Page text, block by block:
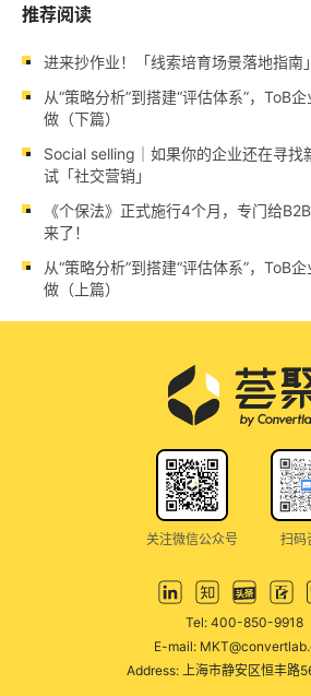
推荐阅读
进来抄作业！「线索培育场景落地指南
从“策略分析”到搭建“评估体系”，ToB
做（下篇）
Social selling｜如果你的企业还在寻找
试「社交营销」
《个保法》正式施行4个月，专门给
来了！
从“策略分析”到搭建“评估体系”，ToB
做（上篇）
关注微信公众号 扫码
Tel: 400-850-9918
E-mail:
Address: 上海市静安区恒丰路